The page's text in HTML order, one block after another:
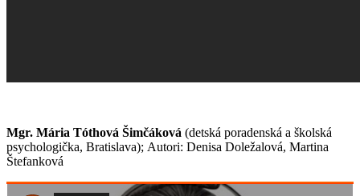
Mgr. Mária Tóthová Šimčáková (detská poradenská a školská
psychologička, Bratislava); Autori: Denisa Doležalová, Martina
Štefanková